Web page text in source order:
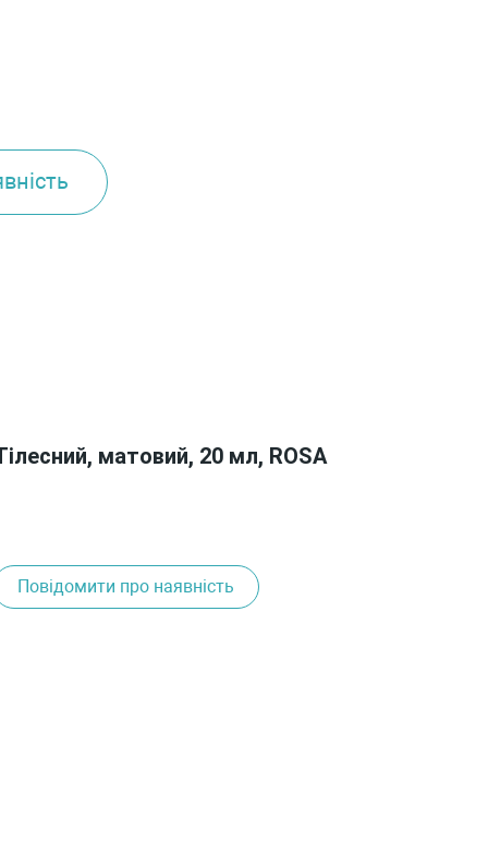
матовий, 20 мл, ROSA
Повідомити про наявність